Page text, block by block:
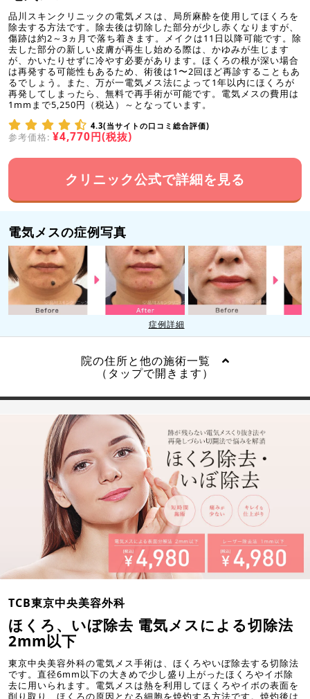
品川スキンクリニックの電気メスは、局所麻酔を使用してほくろを
除去する方法です。除去後は切除した部分が少し赤くなりますが、
傷跡は約2～3ヵ月で落ち着きます。メイクは11日以降可能です。除
去した部分の新しい皮膚が再生し始める際は、かゆみが生じます
が、かいたりせずに冷やす必要があります。ほくろの根が深い場合
は再発する可能性もあるため、術後は1〜2回ほど再診することもあ
るでしょう。また、万が一電気メス法によって1年以内にほくろが
再発してしまったら、無料で再手術が可能です。電気メスの費用は
1mmまで5,250円（税込）～となっています。
4.3(当サイトの口コミ総合評価)
参考価格: ¥4,770円(税抜)
クリニック公式で詳細を見る
電気メスの症例写真
症例詳細
院の住所と他の施術一覧
（タップで開きます）
TCB東京中央美容外科
ほくろ、いぼ除去 電気メスによる切除法
2mm以下
東京中央美容外科の電気メス手術は、ほくろやいぼ除去する切除法
です。直径6mm以下の大きめで少し盛り上がったほくろやイボ除
去に用いられます。電気メスは熱を利用してほくろやイボの表面を
削り取り、ほくろの原因となる細胞を焼灼する方法です。焼灼後は